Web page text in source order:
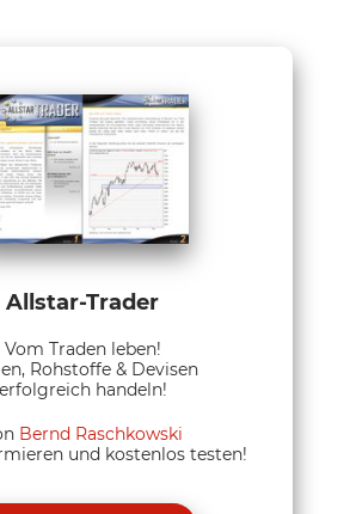
Allstar-Trader
Vom Traden leben!
Rohstoffe & Devisen
erfolgreich handeln!
Bernd Raschkowski
und kostenlos testen!